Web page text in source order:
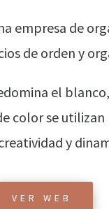
empresa de
de orden y
el
color se
y
VER WEB